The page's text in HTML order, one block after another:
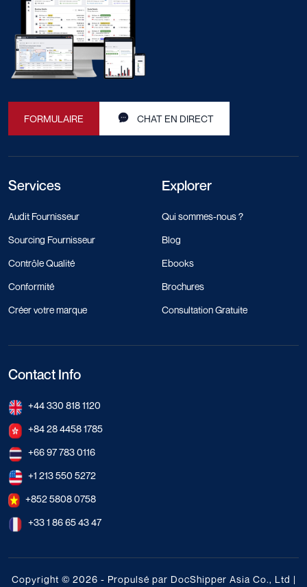
FORMULAIRE CHAT EN DIRECT
Services
Audit Fournisseur
Sourcing Fournisseur
Contrôle Qualité
Conformité
Créer votre marque
Explorer
Qui sommes-nous ?
Blog
Ebooks
Brochures
Consultation Gratuite
Contact Info
+44 330 818 1120
+84 28 4458 1785
+66 97 783 0116
+1 213 550 5272
+852 5808 0758
+33 1 86 65 43 47
Copyright © 2026 - Propulsé par DocShipper Asia Co., Ltd |